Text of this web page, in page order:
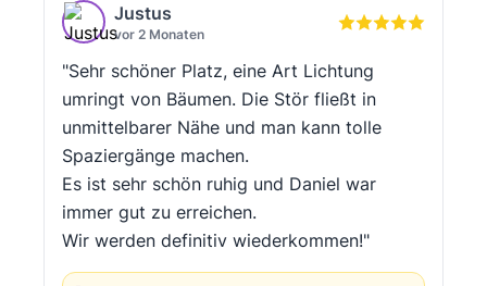
Justus
vor 2 Monaten
"Sehr schöner Platz, eine Art Lichtung
umringt von Bäumen. Die Stör fließt in
unmittelbarer Nähe und man kann tolle
Spaziergänge machen.
Es ist sehr schön ruhig und Daniel war
immer gut zu erreichen.
Wir werden definitiv wiederkommen!"